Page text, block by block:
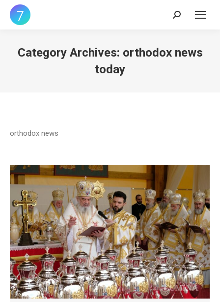
Search:
Category Archives: orthodox news
today
orthodox news